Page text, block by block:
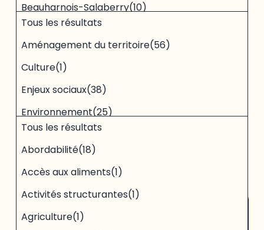
11
results
Dimension
31
results
RECHERCHER
194résultats
Données et statistiques
Beauharnois-Salaberry(10)
Collines-de-l'Outaouais
De la Rivière-du-Nord(10)
Des Laurentides
Gatineau(14)
Haut-Richelieu(10)
Haut-Saint-Laurent
Jardins-de-Napierville
Maskoutains (10)
Tous les résultats
Aménagement du territoire(56)
Culture(1)
Enjeux sociaux(38)
Environnement(25)
Logement(72)
Santé(1)
Secteurs économiques
Sociodémographie(72)
Économie(5)
Tous les résultats
Abordabilité(18)
Accès aux aliments(1)
Activités structurantes(1)
Agriculture(1)